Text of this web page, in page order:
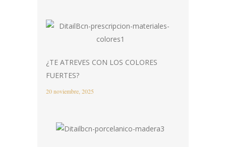
¿TE ATREVES CON LOS COLORES
FUERTES?
20 noviembre, 2025